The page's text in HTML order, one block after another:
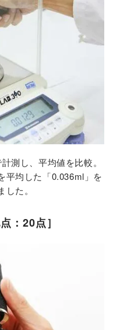
測し、平均値を比較。
平均した「0.036ml」を
た。
：20点］